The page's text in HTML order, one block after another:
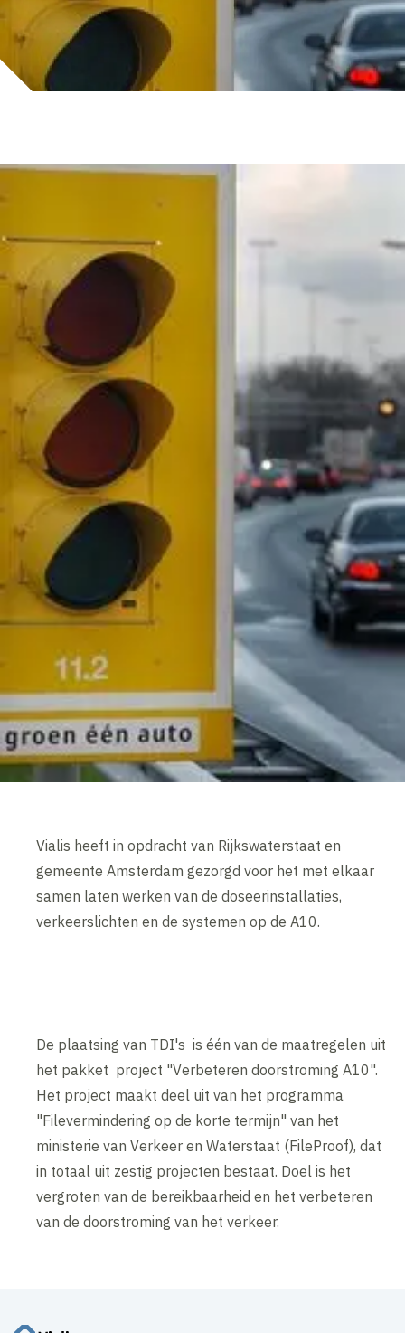
Vialis heeft in opdracht van Rijkswaterstaat en
gemeente Amsterdam gezorgd voor het met elkaar
samen laten werken van de doseerinstallaties,
verkeerslichten en de systemen op de A10.
De plaatsing van TDI's is één van de maatregelen uit
het pakket project "Verbeteren doorstroming A10".
Het project maakt deel uit van het programma
"Filevermindering op de korte termijn" van het
ministerie van Verkeer en Waterstaat (FileProof), dat
in totaal uit zestig projecten bestaat. Doel is het
vergroten van de bereikbaarheid en het verbeteren
van de doorstroming van het verkeer.